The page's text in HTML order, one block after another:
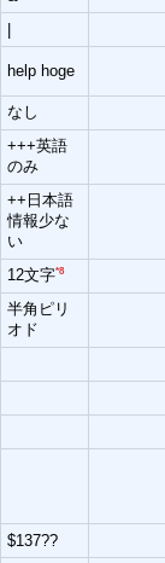
help hoge
なし
+++英語
のみ
++日本語
情報少な
い
12文字*8
半角ピリ
オド
$137??